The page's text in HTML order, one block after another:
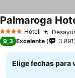
4 EstrellasHotel
9,3 Excelente 3.891
Elige fechas para